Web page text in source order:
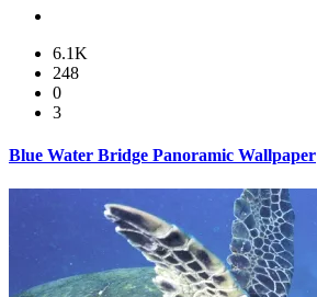
6.1K
248
0
3
Blue Water Bridge Panoramic Wallpaper